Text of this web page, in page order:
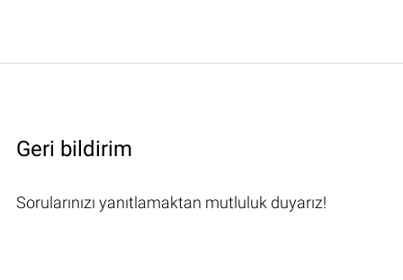
Geri bildirim
Sorularınızı yanıtlamaktan mutluluk duyarız!